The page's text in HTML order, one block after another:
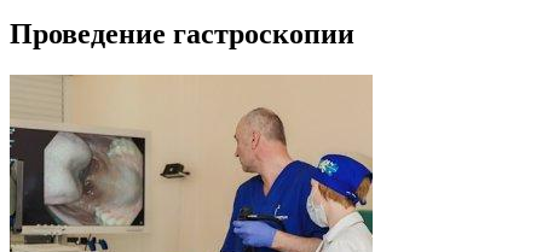
Проведение гастроскопии